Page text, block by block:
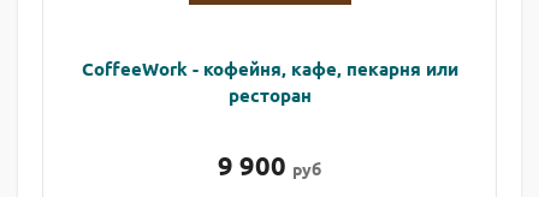
CoffeeWork - кофейня, кафе, пекарня или
ресторан
9 900 руб